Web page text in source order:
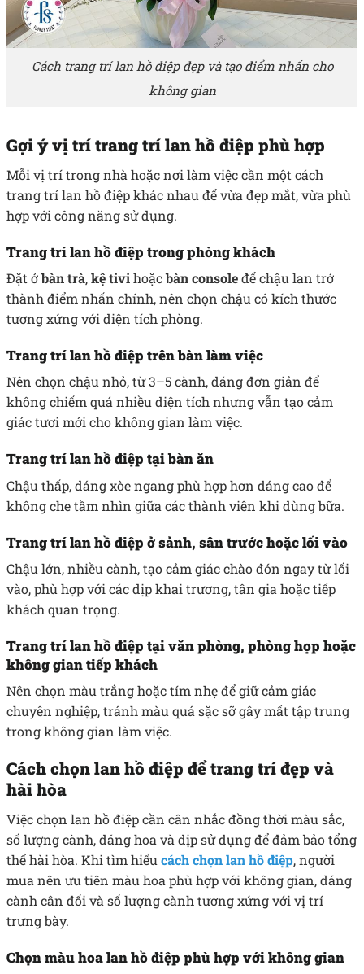
Cách trang trí lan hồ điệp đẹp và tạo điểm nhấn cho
không gian
Gợi ý vị trí trang trí lan hồ điệp phù hợp
Mỗi vị trí trong nhà hoặc nơi làm việc cần một cách
trang trí lan hồ điệp khác nhau để vừa đẹp mắt, vừa phù
hợp với công năng sử dụng.
Trang trí lan hồ điệp trong phòng khách
Đặt ởbàn trà,kệ tivihoặcbàn consoleđể chậu lan trở
thành điểm nhấn chính, nên chọn chậu có kích thước
tương xứng với diện tích phòng.
Trang trí lan hồ điệp trên bàn làm việc
Nên chọn chậu nhỏ, từ 3–5 cành, dáng đơn giản để
không chiếm quá nhiều diện tích nhưng vẫn tạo cảm
giác tươi mới cho không gian làm việc.
Trang trí lan hồ điệp tại bàn ăn
Chậu thấp, dáng xòe ngang phù hợp hơn dáng cao để
không che tầm nhìn giữa các thành viên khi dùng bữa.
Trang trí lan hồ điệp ở sảnh, sân trước hoặc lối vào
Chậu lớn, nhiều cành, tạo cảm giác chào đón ngay từ lối
vào, phù hợp với các dịp khai trương, tân gia hoặc tiếp
khách quan trọng.
Trang trí lan hồ điệp tại văn phòng, phòng họp hoặc
không gian tiếp khách
Nên chọn màu trắng hoặc tím nhẹ để giữ cảm giác
chuyên nghiệp, tránh màu quá sặc sỡ gây mất tập trung
trong không gian làm việc.
Cách chọn lan hồ điệp để trang trí đẹp và
hài hòa
Việc chọn lan hồ điệp cần cân nhắc đồng thời màu sắc,
số lượng cành, dáng hoa và dịp sử dụng để đảm bảo tổng
thể hài hòa. Khi tìm hiểucách chọn lan hồ điệp, người
mua nên ưu tiên màu hoa phù hợp với không gian, dáng
cành cân đối và số lượng cành tương xứng với vị trí
trưng bày.
Chọn màu hoa lan hồ điệp phù hợp với không gian